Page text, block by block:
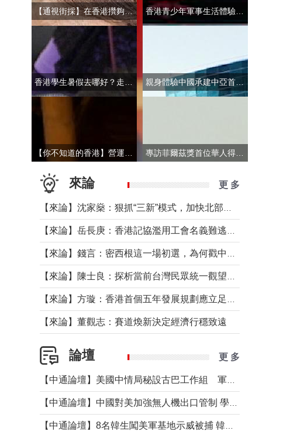
【通視街採】在香港攢夠多少錢才敢退休？有人退而不休，有人放眼大灣區
來論 更 多
【來論】董觀志：賽道煥新決定經濟行穩致遠
論壇 更 多